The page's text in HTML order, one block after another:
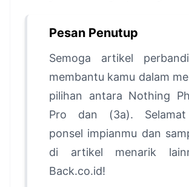
Pesan Penutup
Semoga artikel
membantu kamu dalam
pilihan antara Nothing
Pro dan (3a). Selamat
ponsel impianmu dan
di artikel menarik
Back.co.id!